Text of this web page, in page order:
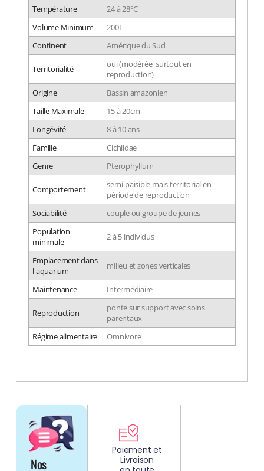
Température
24 à 28°C
Volume Minimum
200L
Continent
Amérique du Sud
Territorialité
oui (modérée, surtout en
reproduction)
Origine
Bassin amazonien
Taille Maximale
15 à 20cm
Longévité
8 à 10 ans
Famille
Cichlidae
Genre
Pterophyllum
Comportement
semi-paisible mais territorial en
période de reproduction
Sociabilité
couple ou groupe de jeunes
Population
minimale
2 à 5 individus
Emplacement dans
l'aquarium
milieu et zones verticales
Maintenance Intermédiaire
Reproduction
ponte sur support avec soins
parentaux
Régime alimentaire
Omnivore
Nos
Paiement et
Livraison